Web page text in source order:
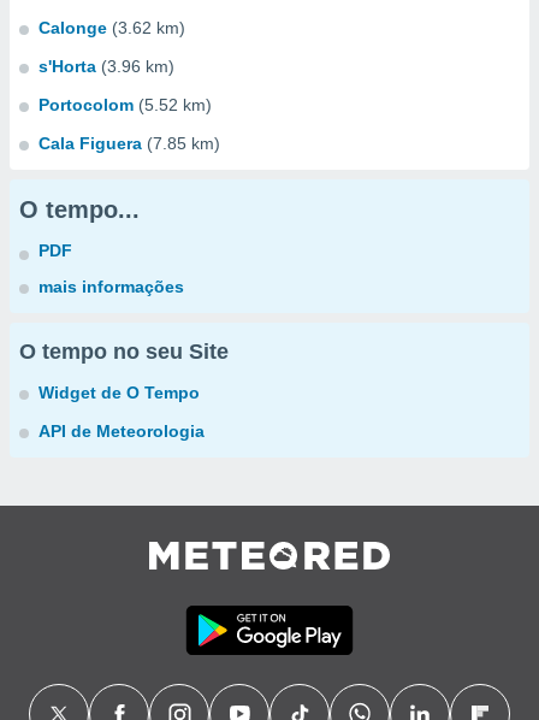
Calonge (3.62 km)
s'Horta (3.96 km)
Portocolom (5.52 km)
Cala Figuera (7.85 km)
O tempo...
PDF
mais informações
O tempo no seu Site
Widget de O Tempo
API de Meteorologia